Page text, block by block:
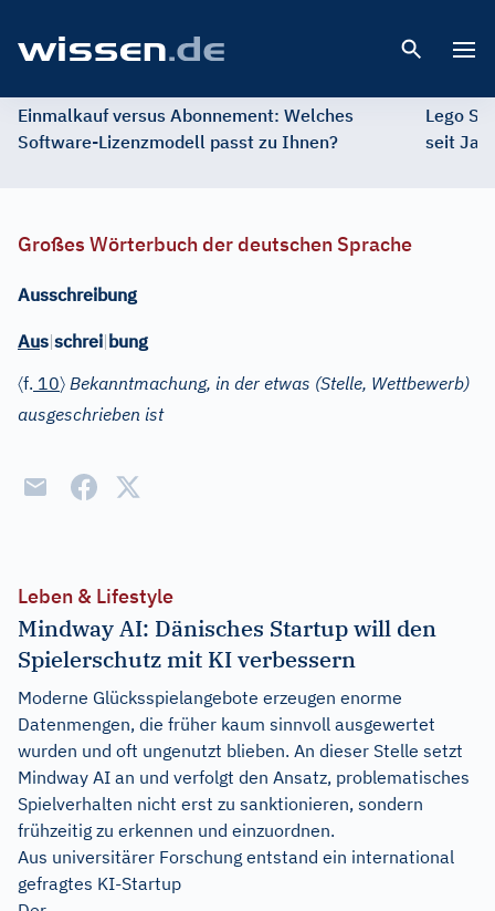
Einmalkauf versus Abonnement: Welches
Software-Lizenzmodell passt zu Ihnen?
Lego
seit
Großes Wörterbuch der deutschen Sprache
Ausschreibung
Aus|schrei|bung
〈f. 10〉 Bekanntmachung, in der etwas (Stelle, Wettbewerb)
ausgeschrieben ist
Leben & Lifestyle
Mindway AI: Dänisches Startup will den
Spielerschutz mit KI verbessern
Moderne Glücksspielangebote erzeugen enorme
Datenmengen, die früher kaum sinnvoll ausgewertet
wurden und oft ungenutzt blieben. An dieser Stelle setzt
Mindway AI an und verfolgt den Ansatz, problematisches
Spielverhalten nicht erst zu sanktionieren, sondern
frühzeitig zu erkennen und einzuordnen.
Aus universitärer Forschung entstand ein international
gefragtes KI-Startup